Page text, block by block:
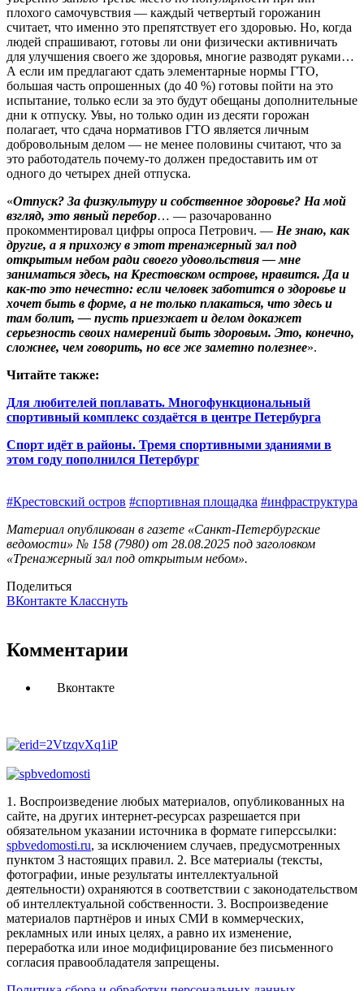
плохого самочувствия — каждый четвертый горожанин
считает, что именно это препятствует его здоровью. Но, когда
людей спрашивают, готовы ли они физически активничать
для улучшения своего же здоровья, многие разводят руками…
А если им предлагают сдать элементарные нормы ГТО,
большая часть опрошенных (до 40 %) готовы пойти на это
испытание, только если за это будут обещаны дополнительные
дни к отпуску. Увы, но только один из десяти горожан
полагает, что сдача нормативов ГТО является личным
добровольным делом — не менее половины считают, что за
это работодатель почему‑то должен предоставить им от
одного до четырех дней отпуска.
«Отпуск? За физкультуру и собственное здоровье? На мой
взгляд, это явный перебор… — разочарованно
прокомментировал цифры опроса Петрович. — Не знаю, как
другие, а я прихожу в этот тренажерный зал под
открытым небом ради своего удовольствия — мне
заниматься здесь, на Крестовском острове, нравится. Да и
как‑то это нечестно: если человек заботится о здоровье и
хочет быть в форме, а не только плакаться, что здесь и
там болит, — пусть приезжает и делом докажет
серьезность своих намерений быть здоровым. Это, конечно,
сложнее, чем говорить, но все же заметно полезнее».
Читайте также:
Для любителей поплавать. Многофункциональный
спортивный комплекс создаётся в центре Петербурга
Спорт идёт в районы. Тремя спортивными зданиями в
этом году пополнился Петербург
#Крестовский остров #спортивная площадка #инфраструктура
Материал опубликован в газете «Санкт-Петербургские
ведомости» № 158 (7980) от 28.08.2025 под заголовком
«Тренажерный зал под открытым небом».
Поделиться
ВКонтакте Класснуть
Комментарии
Вконтакте
1. Воспроизведение любых материалов, опубликованных на
сайте, на других интернет-ресурсах разрешается при
обязательном указании источника в формате гиперссылки:
spbvedomosti.ru, за исключением случаев, предусмотренных
пунктом 3 настоящих правил. 2. Все материалы (тексты,
фотографии, иные результаты интеллектуальной
деятельности) охраняются в соответствии с законодательством
об интеллектуальной собственности. 3. Воспроизведение
материалов партнёров и иных СМИ в коммерческих,
рекламных или иных целях, а равно их изменение,
переработка или иное модифицирование без письменного
согласия правообладателя запрещены.